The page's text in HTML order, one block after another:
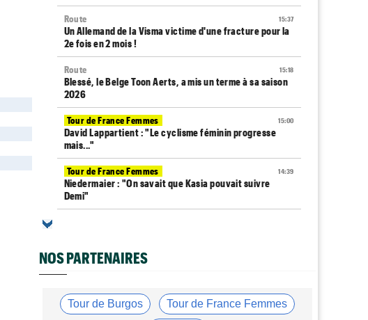
15:37
Route
Un Allemand de la Visma victime d'une fracture pour la
2e fois en 2 mois !
15:18
Route
Blessé, le Belge Toon Aerts, a mis un terme à sa saison
2026
15:00
Tour de France Femmes
David Lappartient : "Le cyclisme féminin progresse
mais..."
14:39
Tour de France Femmes
Niedermaier : "On savait que Kasia pouvait suivre
Demi"
Transfert
Jakobsen réagit à son transfert : "J'ai encore de la
13:44
Tour de Burgos
NOS PARTENAIRES
Tour de Burgos Tour de France Femmes